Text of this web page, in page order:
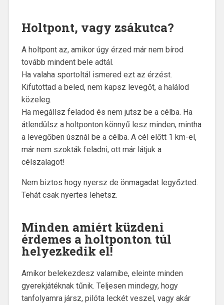
Holtpont, vagy zsákutca?
A holtpont az, amikor úgy érzed már nem bírod
tovább mindent bele adtál.
Ha valaha sportoltál ismered ezt az érzést.
Kifutottad a beled, nem kapsz levegőt, a halálod
közeleg.
Ha megállsz feladod és nem jutsz be a célba. Ha
átlendülsz a holtponton könnyű lesz minden, mintha
a levegőben úsznál be a célba. A cél előtt 1 km-el,
már nem szokták feladni, ott már látjuk a
célszalagot!
Nem biztos hogy nyersz de önmagadat legyőzted.
Tehát csak nyertes lehetsz.
Minden amiért küzdeni
érdemes a holtponton túl
helyezkedik el!
Amikor belekezdesz valamibe, eleinte minden
gyerekjátéknak tűnik. Teljesen mindegy, hogy
tanfolyamra jársz, pilóta leckét veszel, vagy akár